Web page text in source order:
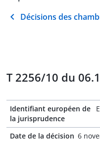
Décisions des
T 2256/10 du
Identifiant européen de
la jurisprudence
Date de la décision 6